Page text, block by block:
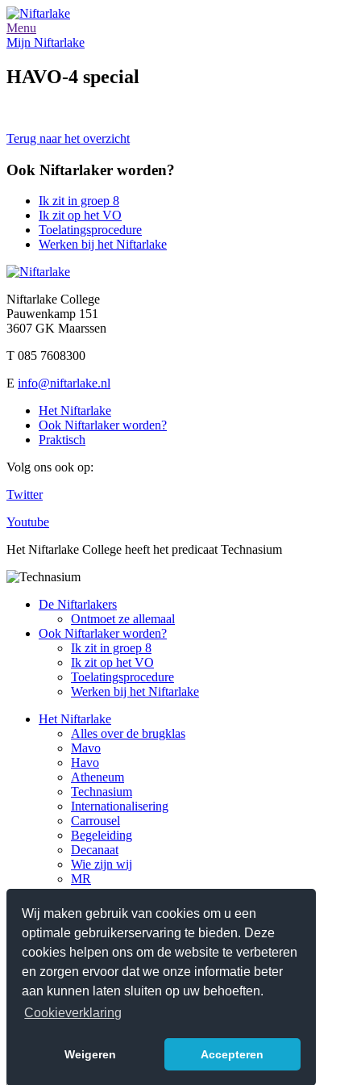
Wij maken gebruik van cookies om u een
optimale gebruikerservaring te bieden. Deze
cookies helpen ons om de website te verbeteren
en zorgen ervoor dat we onze informatie beter
aan kunnen laten sluiten op uw behoeften.
Cookieverklaring
Weigeren Accepteren
Menu
Mijn Niftarlake
HAVO-4 special
Terug naar het overzicht
Ook Niftarlaker worden?
Ik zit in groep 8
Ik zit op het VO
Toelatingsprocedure
Werken bij het Niftarlake
Niftarlake College
Pauwenkamp 151
3607 GK Maarssen
T 085 7608300
E info@niftarlake.nl
Het Niftarlake
Ook Niftarlaker worden?
Praktisch
Volg ons ook op:
Twitter
Youtube
Het Niftarlake College heeft het predicaat Technasium
De Niftarlakers
Ontmoet ze allemaal
Ook Niftarlaker worden?
Ik zit in groep 8
Ik zit op het VO
Toelatingsprocedure
Werken bij het Niftarlake
Het Niftarlake
Alles over de brugklas
Mavo
Havo
Atheneum
Technasium
Internationalisering
Carrousel
Begeleiding
Decanaat
Wie zijn wij
MR
Verantwoording
Nieuws
Praktisch
Planningen en lestijden
Ziek, absent en verlof
Reglementen/protocollen
Schoolgids 2025-2026
Contact
Webshop iPad